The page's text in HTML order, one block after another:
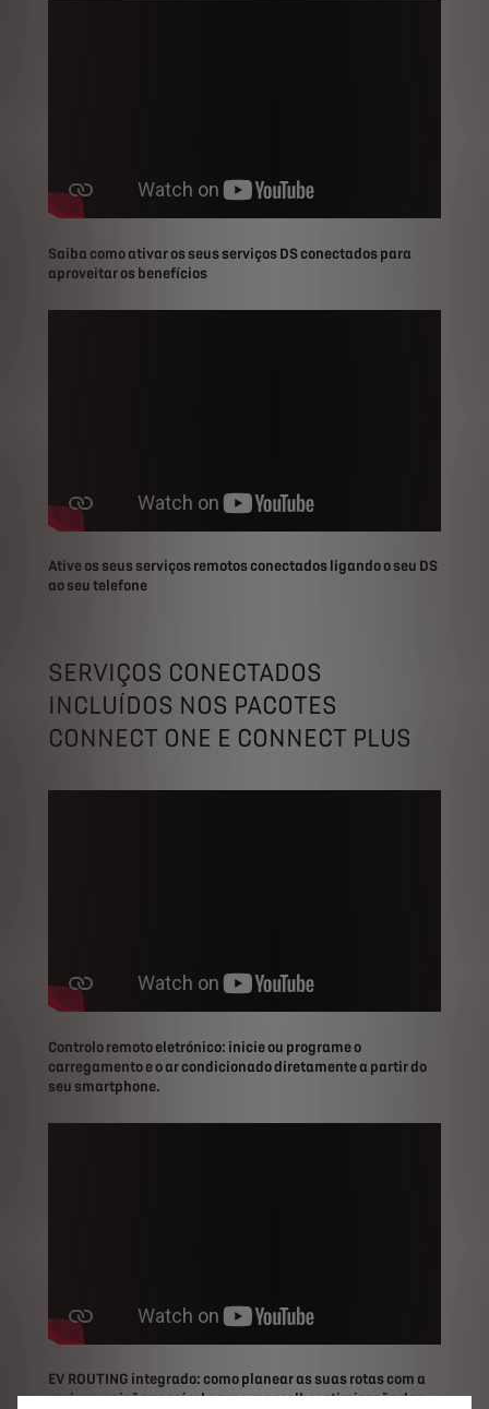
Saiba como ativar os seus serviços DS conectados para
aproveitar os benefícios
Ative os seus serviços remotos conectados ligando o seu DS
ao seu telefone
SERVIÇOS CONECTADOS
INCLUÍDOS NOS PACOTES
CONNECT ONE E CONNECT PLUS
Controlo remoto eletrónico: inicie ou programe o
carregamento e o ar condicionado diretamente a partir do
seu smartphone.
EV ROUTING integrado: como planear as suas rotas com a
maior precisão possível para uma melhor otimização das